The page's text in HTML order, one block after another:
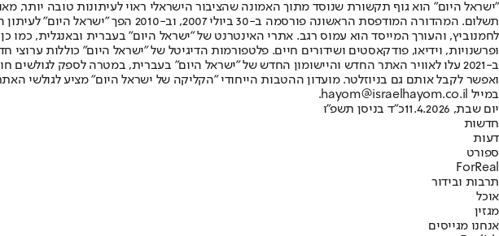
"ישראל היום" הוא גוף תקשורת שנוסד מתוך האמונה שהציבור הישראלי ראוי לעיתונות טובה יותר,
תשלום. המהדורה המודפסת הראשונה
ופרשנויות, וידיאו, פודקאסטים ושידורים חיים. פלטפורמות הדיגיטל של "ישראל היום" כוללות ערוצי
ב-2021 עלו לאוויר האתר החדש והיישומון החדש של "ישראל היום" בעברית, במטרה לספק
ואפשר לקבל אותם גם בניוזלטר. מועדון ההטבות הייחודי "הקליקה של ישראל היום" מציע לגולשי
במייל hayom@israelhayom.co.il.
יום שבת, 11.4.2026
כ"ד בניסן תשפ"ו
חדשות
דעות
ספורט
ForReal
תרבות ובידור
אוכל
מגזין
אנחנו מגייסים